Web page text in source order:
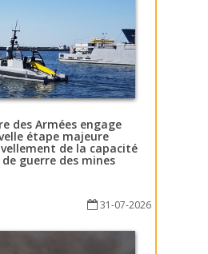
des Armées engage
étape majeure
de la capacité
guerre des mines
31-07-2026